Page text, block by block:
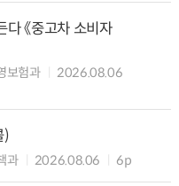
《중고차 소비자
보험과
2026.08.06
)
과 2026.08.06 6p